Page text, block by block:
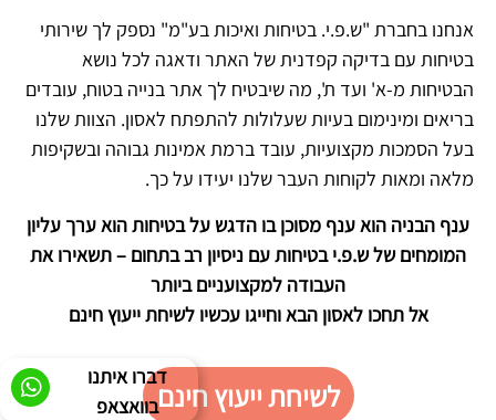
אנחנו בחברת "ש.פ.י. בטיחות ואיכות בע"מ" נספק לך שירותי
בטיחות עם בדיקה קפדנית של האתר ודאגה לכל נושא
הבטיחות מ-א' ועד ת', מה שיבטיח לך אתר בנייה בטוח, עובדים
בריאים ומינימום בעיות שעלולות להתפתח לאסון. הצוות שלנו
בעל הסמכות מקצועיות, עובד ברמת אמינות גבוהה ובשקיפות
מלאה ומאות לקוחות העבר שלנו יעידו על כך.
ענף הבניה הוא ענף מסוכן בו הדגש על בטיחות הוא ערך עליון
המומחים של ש.פ.י בטיחות עם ניסיון רב בתחום – תשאירו את
העבודה למקצועניים ביותר
אל תחכו לאסון הבא וחייגו עכשיו לשיחת ייעוץ חינם
לשיחת ייעוץ חינם
דברו איתנו
בוואצאפ